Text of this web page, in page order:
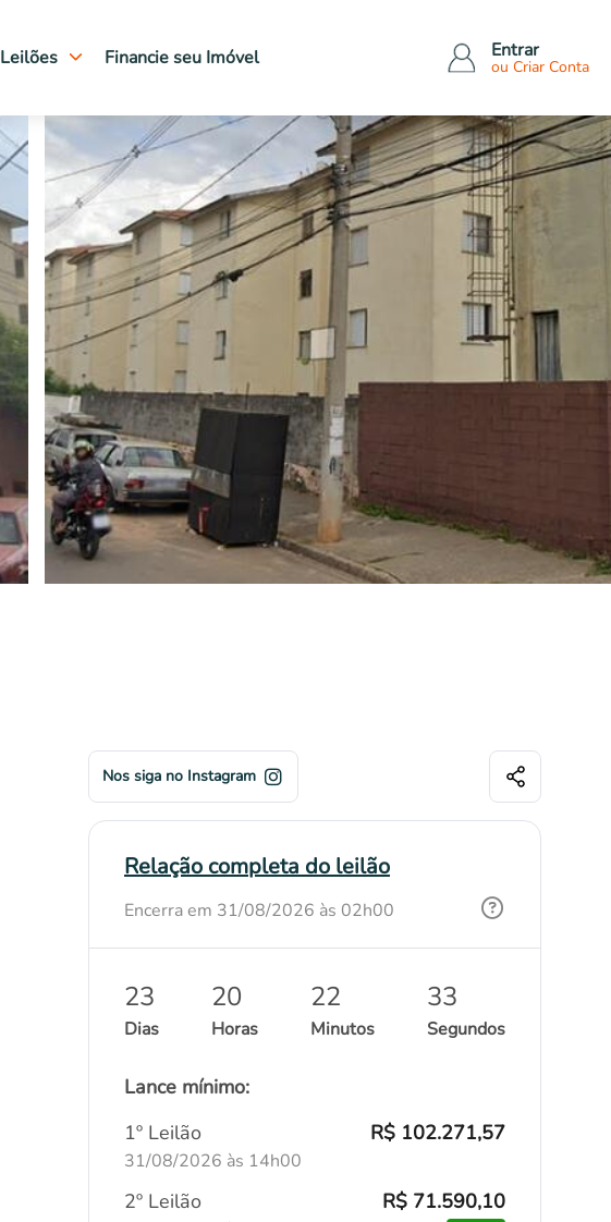
Tipo de leilão
Judiciais
Extrajudiciais
Imóveis Caixa
Leilões Encerrados
Tipo de imóveis
Apartamentos
Casas
Comerciais
Terrenos
Rural
Outros bens
Veículos
Eletrônicos
Eletrodomésticos
Móveis
Outros
Leilões Financie seu Imóvel Entrar
ou Criar Conta
Nos siga no Instagram
Relação completa do leilão
Encerra em 31/08/2026 às 02h00
23
Dias
20
Horas
22
Minutos
32
Segundos
Lance mínimo:
1º Leilão
R$ 102.271,57
31/08/2026 às 14h00
2º Leilão R$ 71.590,10